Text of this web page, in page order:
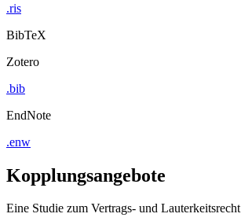
.ris
BibTeX
Zotero
.bib
EndNote
.enw
Kopplungsangebote
Eine Studie zum Vertrags- und Lauterkeitsrecht